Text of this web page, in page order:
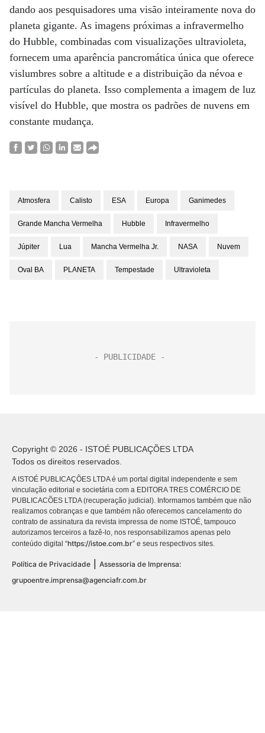
dando aos pesquisadores uma visão inteiramente nova do
planeta gigante. As imagens próximas a infravermelho
do Hubble, combinadas com visualizações ultravioleta,
fornecem uma aparência pancromática única que oferece
vislumbres sobre a altitude e a distribuição da névoa e
partículas do planeta. Isso complementa a imagem de luz
visível do Hubble, que mostra os padrões de nuvens em
constante mudança.
Atmosfera Calisto ESA Europa Ganimedes
Grande Mancha Vermelha Hubble Infravermelho
Júpiter Lua Mancha Vermelha Jr. NASA Nuvem
Oval BA PLANETA Tempestade Ultravioleta
Copyright © 2026 - ISTOÉ PUBLICAÇÕES LTDA
Todos os direitos reservados.
A ISTOÉ PUBLICAÇÕES LTDA é um portal digital independente e sem
vinculação editorial e societária com a EDITORA TRES COMÉRCIO DE
PUBLICACÕES LTDA (recuperação judicial). Informamos também que não
realizamos cobranças e que também não oferecemos cancelamento do
contrato de assinatura da revista impressa de nome ISTOÉ, tampouco
autorizamos terceiros a fazê-lo, nos responsabilizamos apenas pelo
conteúdo digital “https://istoe.com.br” e seus respectivos sites.
Política de Privacidade
Assessoria de Imprensa:
grupoentre.imprensa@agenciafr.com.br